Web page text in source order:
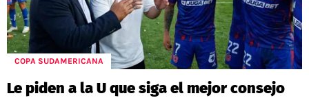
COPA SUDAMERICANA
Le piden a la U que siga el mejor consejo